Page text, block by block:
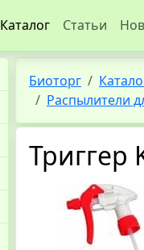
Каталог Статьи
Биоторг
Распылители
Триггер